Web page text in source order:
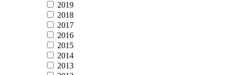
2019
2018
2017
2016
2015
2014
2013